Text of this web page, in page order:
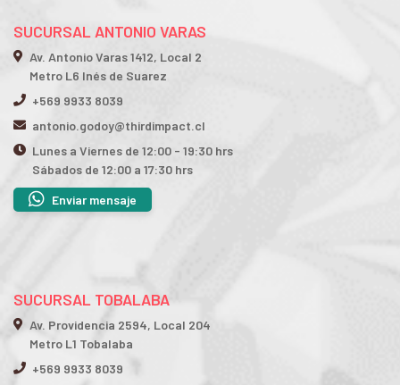
SUCURSAL ANTONIO VARAS
Av. Antonio Varas 1412, Local 2
Metro L6 Inés de Suarez
+569 9933 8039
antonio.godoy@thirdimpact.cl
Lunes a Viernes de 12:00 - 19:30 hrs
Sábados de 12:00 a 17:30 hrs
Enviar mensaje
SUCURSAL TOBALABA
Av. Providencia 2594, Local 204
Metro L1 Tobalaba
+569 9933 8039